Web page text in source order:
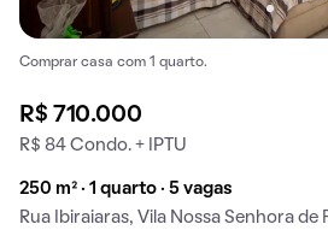
Comprar casa com 1 quarto.
R$ 710.000
R$ 84 Condo. + IPTU
250 m² · 1 quarto · 5 vagas
Rua Ibiraiaras, Vila Nossa Senhora de